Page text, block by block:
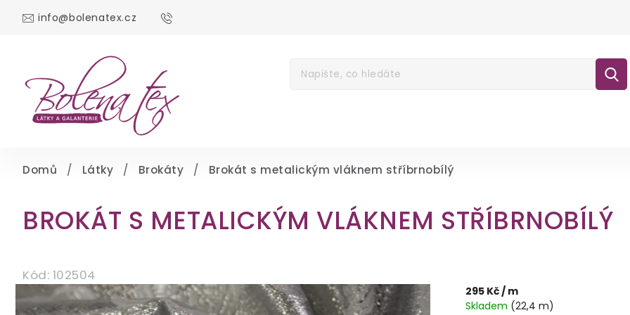
info@bolenatex.cz
Domů / Látky / Brokáty / Brokát s metalickým vláknem stříbrnobílý
BROKÁT S METALICKÝM VLÁKNEM STŘÍBRNOBÍLÝ
Kód: 102504
295 Kč/ m
Skladem (22,4 m)